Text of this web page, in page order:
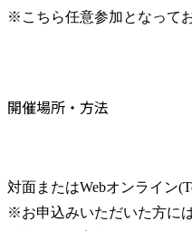
※こちら任意参加となって
開催場所・方法
対面またはWebオンライン
※お申込みいただいた方に